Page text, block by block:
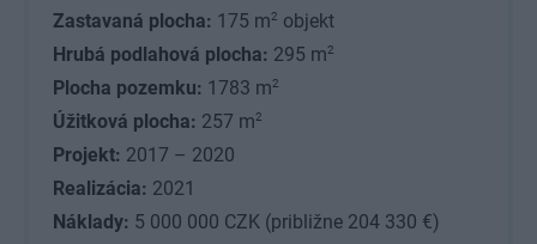
Zastavaná plocha: 175 m2 objekt
Hrubá podlahová plocha: 295 m2
Plocha pozemku: 1783 m2
Úžitková plocha: 257 m2
Projekt: 2017 – 2020
Realizácia: 2021
Náklady: 5 000 000 CZK (približne 204 330 €)